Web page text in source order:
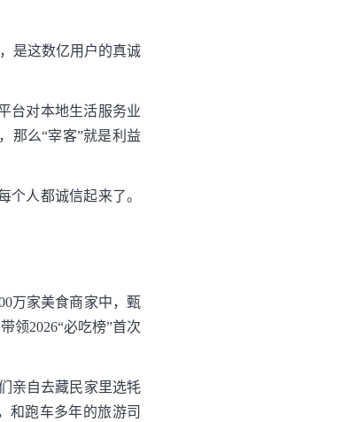
是这数亿用户的真诚
台对本地生活服务业
那么“宰客”就是利益
人都诚信起来了。
万家美食商家中，甄
领2026“必吃榜”首次
亲自去藏民家里选牦
和跑车多年的旅游司